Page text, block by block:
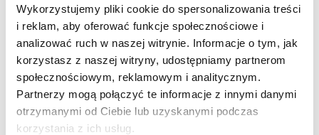
Wykorzystujemy pliki cookie do spersonalizowania treści
i reklam, aby oferować funkcje społecznościowe i
analizować ruch w naszej witrynie. Informacje o tym, jak
korzystasz z naszej witryny, udostępniamy partnerom
społecznościowym, reklamowym i analitycznym.
Partnerzy mogą połączyć te informacje z innymi danymi
otrzymanymi od Ciebie lub uzyskanymi podczas
korzystania z ich usług.
Efekty
Grape Juice to odmiana konopi oferująca doznania wnajczystszej,
indyjskiej formie. Zapewniasilne, uspokajające i bardzo
fizyczne działanie relaksujące, które zaprasza do głębokiego
odprężenia. Grape Juice to idealna kolekcjonerska odmiana na
odłączenie się po ciężkim dniu pracylub spędzenie spokojnej,
przyjemnej chwili relaksu. Hybryda konopi oniezrównanych
właściwościach Indica.